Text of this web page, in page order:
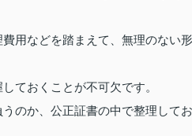
用などを踏まえて、無理のない形
ておくことが不可欠です。
のか、公正証書の中で整理してお